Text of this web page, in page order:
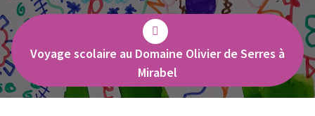
Voyage scolaire au Domaine Olivier de Serres à
Mirabel